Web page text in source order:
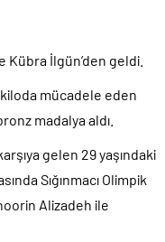
Kübra İlgün’den geldi.
kiloda mücadele eden
madalya aldı.
gelen 29 yaşındaki
Sığınmacı Olimpik
Alizadeh ile